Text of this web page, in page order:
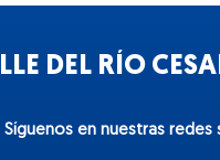
DEL RÍO
Síguenos en nuestras redes